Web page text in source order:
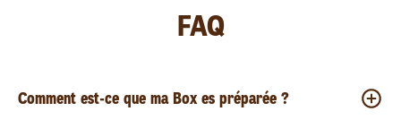
FAQ
Comment est-ce que ma Box es préparée ?